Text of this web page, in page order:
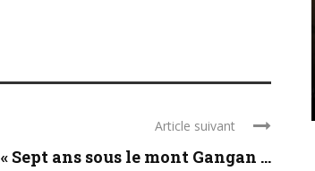
Article suivant
« Sept ans sous le mont Gangan ...